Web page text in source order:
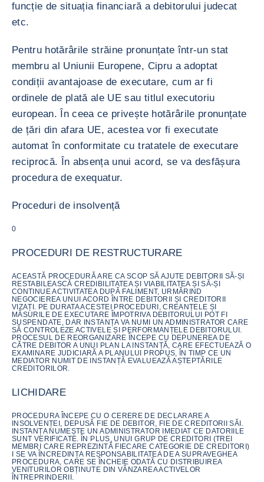
funcție de situația financiară a debitorului judecat
etc.
Pentru hotărârile străine pronunțate într-un stat
membru al Uniunii Europene, Cipru a adoptat
condiții avantajoase de executare, cum ar fi
ordinele de plată ale UE sau titlul executoriu
european. În ceea ce privește hotărârile pronunțate
de țări din afara UE, acestea vor fi executate
automat în conformitate cu tratatele de executare
reciprocă. În absența unui acord, se va desfășura
procedura de exequatur.
Proceduri de insolvență
0
PROCEDURI DE RESTRUCTURARE
ACEASTĂ PROCEDURĂ ARE CA SCOP SĂ AJUTE DEBITORII SĂ-ȘI
RESTABILEASCĂ CREDIBILITATEA ȘI VIABILITATEA ȘI SĂ-ȘI
CONTINUE ACTIVITATEA DUPĂ FALIMENT, URMĂRIND
NEGOCIEREA UNUI ACORD ÎNTRE DEBITORII ȘI CREDITORII
VIZAȚI. PE DURATA ACESTEI PROCEDURI, CREANȚELE ȘI
MĂSURILE DE EXECUTARE ÎMPOTRIVA DEBITORULUI POT FI
SUSPENDATE, DAR INSTANȚA VA NUMI UN ADMINISTRATOR CARE
SĂ CONTROLEZE ACTIVELE ȘI PERFORMANȚELE DEBITORULUI.
PROCESUL DE REORGANIZARE ÎNCEPE CU DEPUNEREA DE
CĂTRE DEBITOR A UNUI PLAN LA INSTANȚĂ, CARE EFECTUEAZĂ O
EXAMINARE JUDICIARĂ A PLANULUI PROPUS, ÎN TIMP CE UN
MEDIATOR NUMIT DE INSTANȚĂ EVALUEAZĂ AȘTEPTĂRILE
CREDITORILOR.
LICHIDARE
PROCEDURA ÎNCEPE CU O CERERE DE DECLARARE A
INSOLVENȚEI, DEPUSĂ FIE DE DEBITOR, FIE DE CREDITORII SĂI.
INSTANȚA NUMEȘTE UN ADMINISTRATOR IMEDIAT CE DATORIILE
SUNT VERIFICATE. ÎN PLUS, UNUI GRUP DE CREDITORI (TREI
MEMBRI CARE REPREZINTĂ FIECARE CATEGORIE DE CREDITORI)
I SE VA ÎNCREDINȚA RESPONSABILITATEA DE A SUPRAVEGHEA
PROCEDURA, CARE SE ÎNCHEIE ODATĂ CU DISTRIBUIREA
VENITURILOR OBȚINUTE DIN VÂNZAREA ACTIVELOR
ÎNTREPRINDERII.